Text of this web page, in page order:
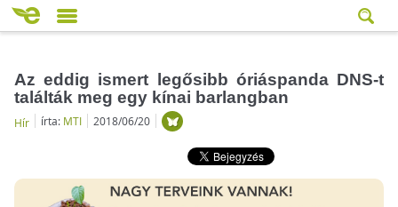
Az eddig ismert legősibb óriáspanda DNS-t
találták meg egy kínai barlangban
Hír írta: MTI 2018/06/20